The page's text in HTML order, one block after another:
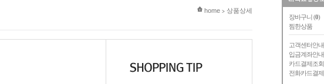
장바구니 (0)
찜한상품
고객센터안내
입금계좌안내
카드결제조회
전화카드결제
현재 위치
home > 상품상세